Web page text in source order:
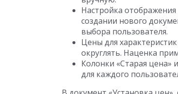
Настройка отображения
создании нового
выбора пользователя.
Цены для
округлять. Наценка
Колонки «Старая
для каждого